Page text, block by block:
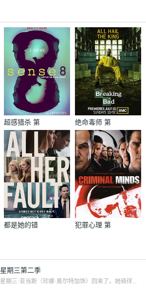
超感猎杀 第
一季
绝命毒师 第
五季
都是她的错
犯罪心理 第
星期三第二季
星期三·亚当斯（珍娜·奥尔特加饰）回来了。她徜徉...